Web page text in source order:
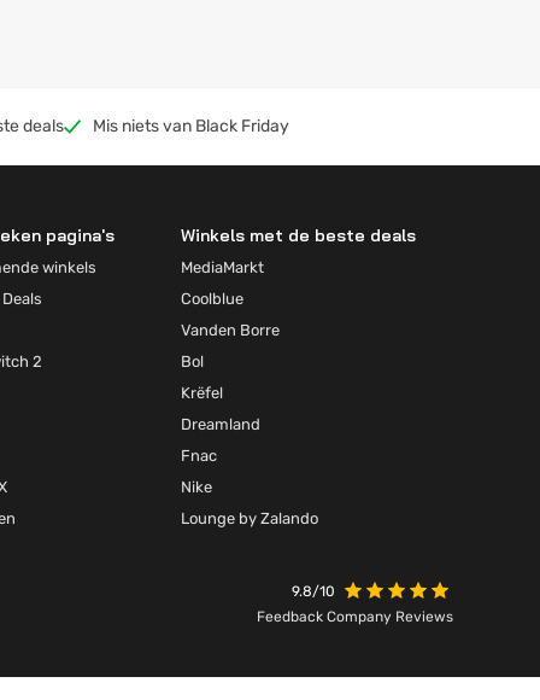
deals Mis niets van Black Friday
pagina's
winkels
2
Winkels met de beste deals
MediaMarkt
Coolblue
Vanden Borre
Bol
Krëfel
Dreamland
Fnac
Nike
Lounge by Zalando
9.8/10
Feedback Company Reviews